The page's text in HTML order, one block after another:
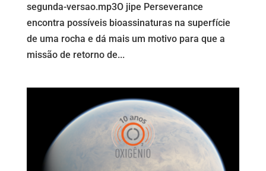
segunda-versao.mp3O jipe Perseverance
encontra possíveis bioassinaturas na superfície
de uma rocha e dá mais um motivo para que a
missão de retorno de...